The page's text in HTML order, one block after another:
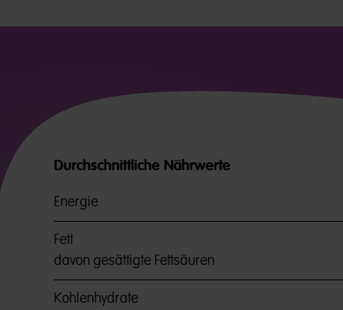
Durchschnittliche Nährwerte
Energie
Fett
davon gesättigte Fettsäuren
Kohlenhydrate